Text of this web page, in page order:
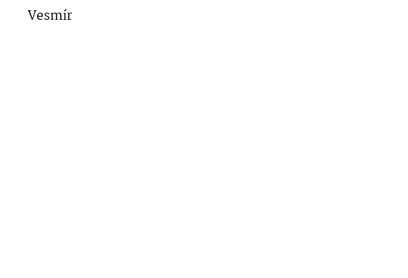
Vesmír